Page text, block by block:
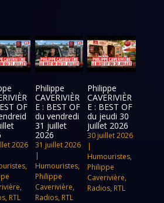
OF
2026
,
,
, RTL
Philippe
CAVERIVIÈR
E : BEST OF
du vendredi
31 juillet
2026
31 juillet 2026
|
Humouristes,
Philippe
Caverivière,
Radios, RTL
Philippe
CAVERIVIÈR
E : BEST OF
du jeudi 30
juillet 2026
30 juillet 2026
|
Humouristes,
Philippe
Caverivière,
Radios, RTL